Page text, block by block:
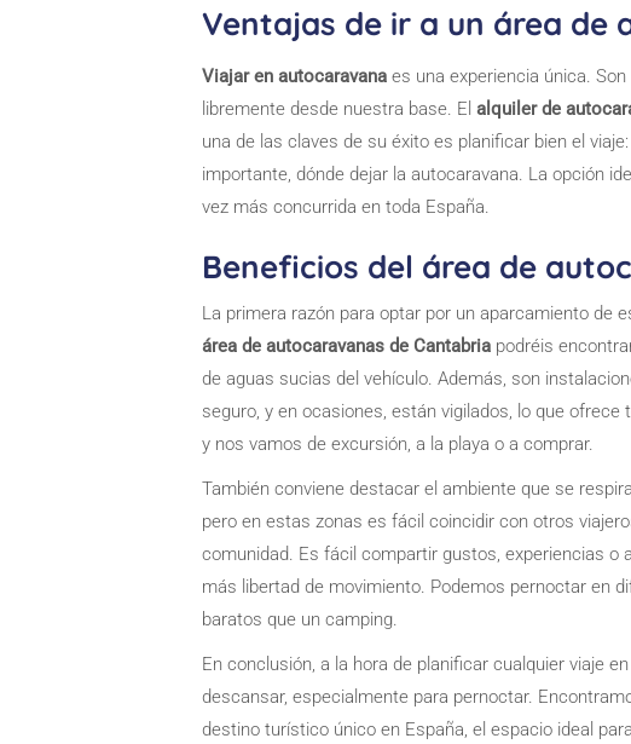
Ventajas de ir a un área de
Viajar en autocaravana es una experiencia única.
libremente desde nuestra base. El alquiler de
una de las claves de su éxito es planificar bien el
importante, dónde dejar la autocaravana. La opción
vez más concurrida en toda España.
Beneficios del área de
La primera razón para optar por un aparcamiento de
área de autocaravanas de Cantabria podréis
de aguas sucias del vehículo. Además, son
seguro, y en ocasiones, están vigilados, lo que
y nos vamos de excursión, a la playa o a comprar.
También conviene destacar el ambiente que se
pero en estas zonas es fácil coincidir con otros
comunidad. Es fácil compartir gustos, experiencias
más libertad de movimiento. Podemos pernoctar en
baratos que un camping.
En conclusión, a la hora de planificar cualquier viaje
descansar, especialmente para pernoctar.
destino turístico único en España, el espacio ideal